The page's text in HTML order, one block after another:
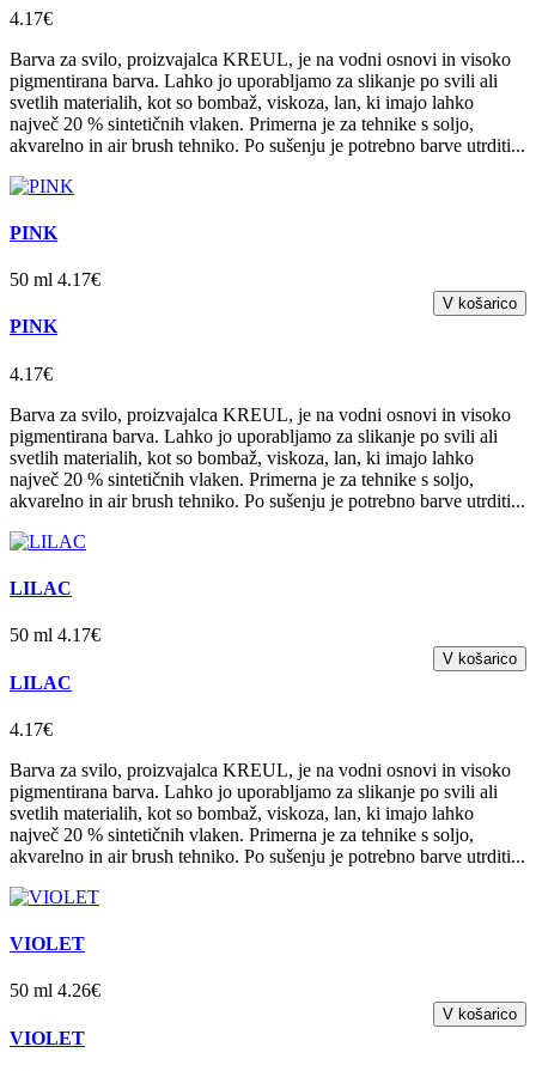
4.17€
Barva za svilo, proizvajalca KREUL, je na vodni osnovi in visoko
pigmentirana barva. Lahko jo uporabljamo za slikanje po svili ali
svetlih materialih, kot so bombaž, viskoza, lan, ki imajo lahko
največ 20 % sintetičnih vlaken. Primerna je za tehnike s soljo,
akvarelno in air brush tehniko. Po sušenju je potrebno barve utrditi...
PINK
50 ml 4.17€
PINK
4.17€
Barva za svilo, proizvajalca KREUL, je na vodni osnovi in visoko
pigmentirana barva. Lahko jo uporabljamo za slikanje po svili ali
svetlih materialih, kot so bombaž, viskoza, lan, ki imajo lahko
največ 20 % sintetičnih vlaken. Primerna je za tehnike s soljo,
akvarelno in air brush tehniko. Po sušenju je potrebno barve utrditi...
LILAC
50 ml 4.17€
LILAC
4.17€
Barva za svilo, proizvajalca KREUL, je na vodni osnovi in visoko
pigmentirana barva. Lahko jo uporabljamo za slikanje po svili ali
svetlih materialih, kot so bombaž, viskoza, lan, ki imajo lahko
največ 20 % sintetičnih vlaken. Primerna je za tehnike s soljo,
akvarelno in air brush tehniko. Po sušenju je potrebno barve utrditi...
VIOLET
50 ml 4.26€
VIOLET